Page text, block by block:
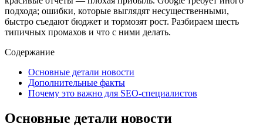
подхода; ошибки, которые выглядят несущественными,
быстро съедают бюджет и тормозят рост. Разбираем шесть
типичных промахов и что с ними делать.
Содержание
Основные детали новости
Дополнительные факты
Почему это важно для SEO‑специалистов
Основные детали новости